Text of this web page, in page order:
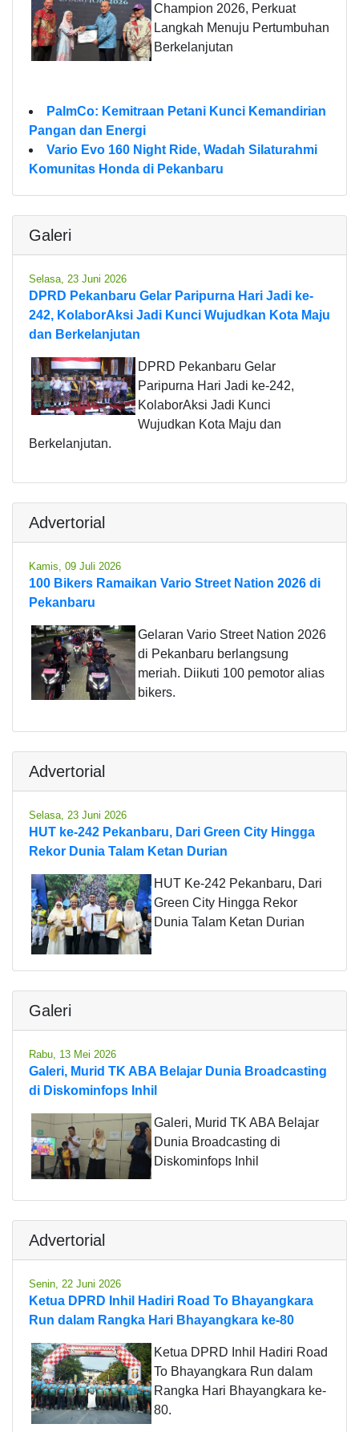
Champion 2026, Perkuat
Langkah Menuju Pertumbuhan
Berkelanjutan
PalmCo: Kemitraan Petani Kunci Kemandirian
Pangan dan Energi
Vario Evo 160 Night Ride, Wadah Silaturahmi
Komunitas Honda di Pekanbaru
Galeri
Selasa, 23 Juni 2026
DPRD Pekanbaru Gelar Paripurna Hari Jadi ke-
242, KolaborAksi Jadi Kunci Wujudkan Kota Maju
dan Berkelanjutan
DPRD Pekanbaru Gelar
Paripurna Hari Jadi ke-242,
KolaborAksi Jadi Kunci
Wujudkan Kota Maju dan
Berkelanjutan.
Advertorial
Kamis, 09 Juli 2026
100 Bikers Ramaikan Vario Street Nation 2026 di
Pekanbaru
Gelaran Vario Street Nation 2026
di Pekanbaru berlangsung
meriah. Diikuti 100 pemotor alias
bikers.
Advertorial
Selasa, 23 Juni 2026
HUT ke-242 Pekanbaru, Dari Green City Hingga
Rekor Dunia Talam Ketan Durian
HUT Ke-242 Pekanbaru, Dari
Green City Hingga Rekor
Dunia Talam Ketan Durian
Galeri
Rabu, 13 Mei 2026
Galeri, Murid TK ABA Belajar Dunia Broadcasting
di Diskominfops Inhil
Galeri, Murid TK ABA Belajar
Dunia Broadcasting di
Diskominfops Inhil
Advertorial
Senin, 22 Juni 2026
Ketua DPRD Inhil Hadiri Road To Bhayangkara
Run dalam Rangka Hari Bhayangkara ke-80
Ketua DPRD Inhil Hadiri Road
To Bhayangkara Run dalam
Rangka Hari Bhayangkara ke-
80.